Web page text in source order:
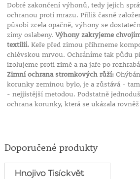
Dobré zakončení výhonů, tedy jejich
ochranou proti mrazu. Příliš časně
působí zcela opačně, výhony se
zimy oslabeny. Výhony zakryjeme
textilií.Keře před zimou přihrneme
chlévskou mrvou. Ochráníme tak půdu
izolujeme proti zimě a na jaře po
Zimní ochrana stromkových růží:
korunky zeminou bylo, je a zůstává -
- nejjistější metodou. Podstatně
ochrana korunky, která se ukázala
Doporučené produkty
Hnojivo Tisíckvět